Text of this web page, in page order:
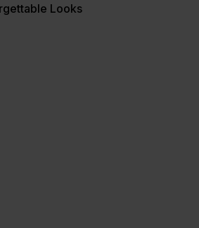
Looks